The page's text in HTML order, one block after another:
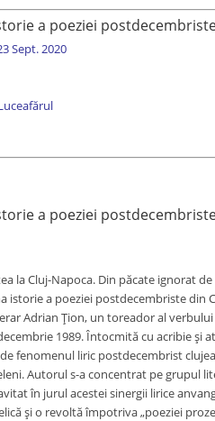
a poeziei
Sept. 2020
a poeziei
la Cluj-Napoca. Din păcate ignorat
a poeziei postdecembriste din
Adrian Ţion, un toreador al
1989. Întocmită cu acribie şi
fenomenul liric postdecembrist
Autorul s-a concentrat pe grupul
în jurul acestei sinergii lirice
şi o revoltă împotriva „poeziei